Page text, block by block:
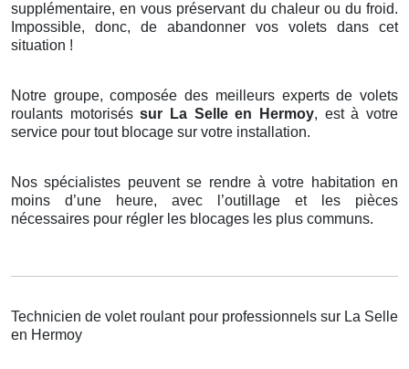
supplémentaire, en vous préservant du chaleur ou du froid.
Impossible, donc, de abandonner vos volets dans cet
situation !
Notre groupe, composée des meilleurs experts de volets
roulants motoriséssur La Selle en Hermoy, est à votre
service pour tout blocage sur votre installation.
Nos spécialistes peuvent se rendre à votre habitation en
moins d’une heure, avec l’outillage et les pièces
nécessaires pour régler les blocages les plus communs.
Technicien de volet roulant pour professionnels sur La Selle
en Hermoy